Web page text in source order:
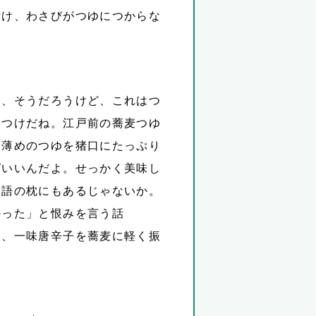
、わさびがつゆにつからな
そうだろうけど、これはつ
けだね。江戸前の蕎麦つゆ
めのつゆを猪口にたっぷり
いんだよ。せっかく美味し
の枕にもあるじゃないか。
た」と恨みを言う話
一味唐辛子を蕎麦に軽く振